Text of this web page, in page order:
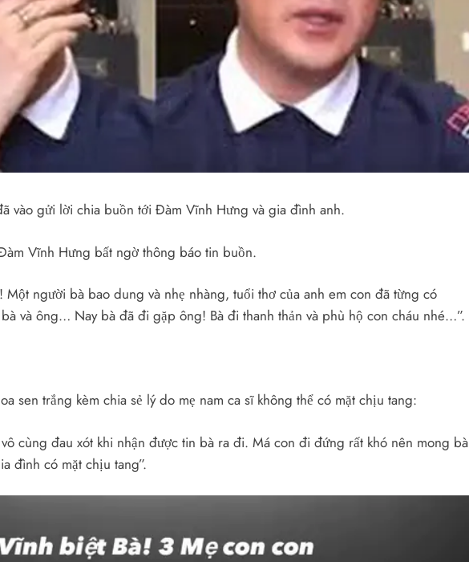
vào gửi lời chia buồn tới Đàm Vĩnh Hưng và gia đình anh.
Vĩnh Hưng bất ngờ thông báo tin buồn.
Một người bà bao dung và nhẹ nhàng, tuổi thơ của anh em con đã từng có
và ông… Nay bà đã đi gặp ông! Bà đi thanh thản và phù hộ con cháu nhé…”.
sen trắng kèm chia sẻ lý do mẹ nam ca sĩ không thể có mặt chịu tang:
cùng đau xót khi nhận được tin bà ra đi. Má con đi đứng rất khó nên mong bà
đình có mặt chịu tang”.